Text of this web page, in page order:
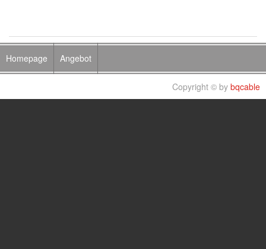
Homepage Angebot
Copyright © by bqcable